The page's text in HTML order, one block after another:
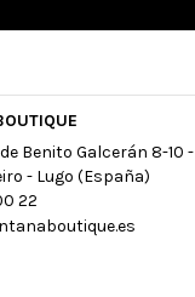
Benito Galcerán 8-10 -
- Lugo (España)
22